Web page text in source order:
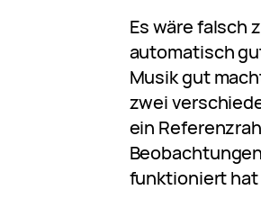
Es wäre falsch
automatisch
Musik gut
zwei
ein
funktioniert hat